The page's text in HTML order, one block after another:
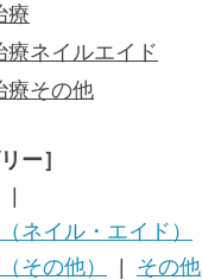
療
療ネイルエイド
療その他
ー］
ネイル・エイド）
その他）
その他